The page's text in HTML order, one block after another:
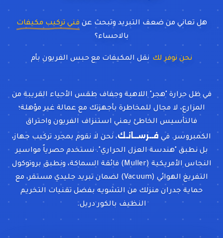
هل تعاني من ضعف التبريد وتبحث عن فني تركيب مكيفات
بالاحساء؟
نحن نوفر لك نقل الم
في ظل حرارة "هجر" اللاهبة وجفاف طقس الأحياء القريبة من
المزارع، لا مجال للمخاطرة بأجهزتك مع عمالة غير مؤهلة؛
فالتأسيس الخاطئ يعني استنزاف الفريون واحتراق
الكمبروسر. في فــرســانـك، نحن لا نقوم بمجرد تركيب جهاز،
بل نطبق "هندسة العزل الحراري". نستخدم حصرياً مواسير
النحاس الأمريكية (Muller) فائقة السماكة، ونطبق بروتوكول
التفريغ الهوائي (Vacuum) لضمان تبريد جليدي مستقر، مع
حماية جدران منزلك من التشويه بفضل تقنيات التخريم
النظيف بالكور دريل.